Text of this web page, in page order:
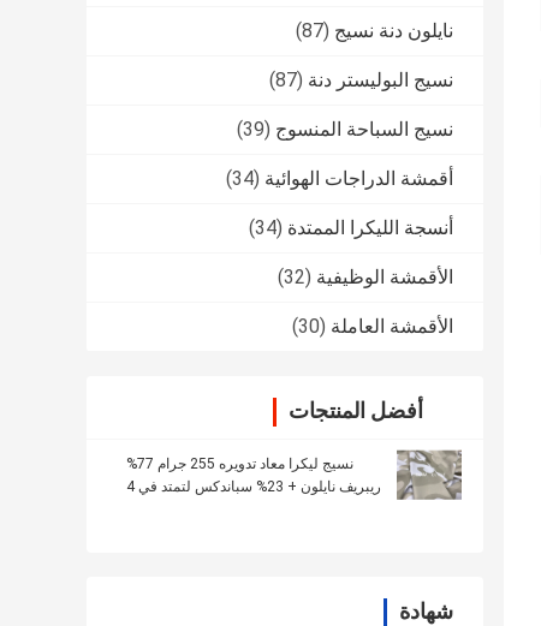
نايلون دنة نسيج (87)
نسيج البوليستر دنة (87)
نسيج السباحة المنسوج (39)
أقمشة الدراجات الهوائية (34)
أنسجة الليكرا الممتدة (34)
الأقمشة الوظيفية (32)
الأقمشة العاملة (30)
أفضل المنتجات
نسيج ليكرا معاد تدويره 255 جرام 77%
ريبريف نايلون + 23% سباندكس لتمتد في 4
شهادة